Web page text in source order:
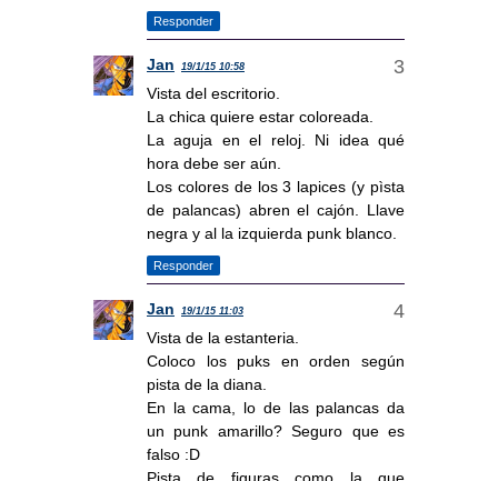
Responder
Jan 19/1/15 10:58
Vista del escritorio.
La chica quiere estar coloreada.
La aguja en el reloj. Ni idea qué
hora debe ser aún.
Los colores de los 3 lapices (y pìsta
de palancas) abren el cajón. Llave
negra y al la izquierda punk blanco.
Responder
Jan 19/1/15 11:03
Vista de la estanteria.
Coloco los puks en orden según
pista de la diana.
En la cama, lo de las palancas da
un punk amarillo? Seguro que es
falso :D